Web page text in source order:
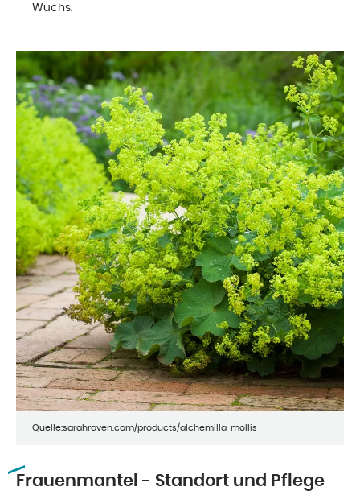
Wuchs.
Quelle:sarahraven.com/products/alchemilla-mollis
Frauenmantel - Standort und Pflege